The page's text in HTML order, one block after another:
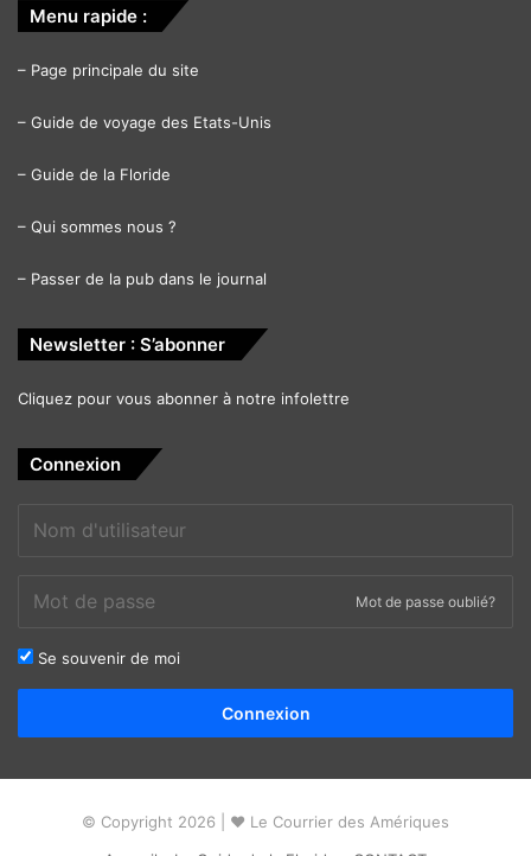
Menu rapide :
– Page principale du site
– Guide de voyage des Etats-Unis
– Guide de la Floride
– Qui sommes nous ?
– Passer de la pub dans le journal
Newsletter : S’abonner
Cliquez pour vous abonner à notre infolettre
Connexion
Mot de passe oublié?
Se souvenir de moi
Connexion
© Copyright 2026 | ❤ Le Courrier des Amériques